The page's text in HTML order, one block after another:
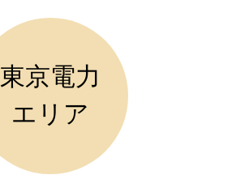
東京電力
エリア